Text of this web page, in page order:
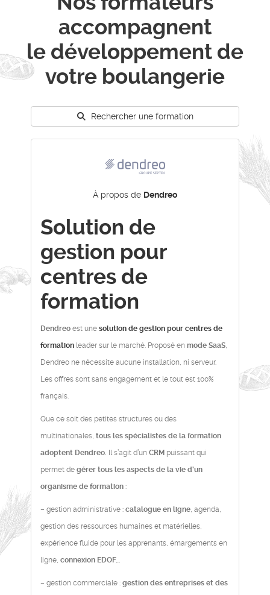
accompagnent
le développement de
votre boulangerie
Rechercher une formation
À propos de Dendreo
Solution de
gestion pour
centres de
formation
Dendreo est une solution de gestion pour centres de
formation leader sur le marché. Proposé enmode SaaS,
Dendreo ne nécessite aucune installation, ni serveur.
Les offres sont sans engagement et le tout est 100%
français.
Que ce soit des petites structures ou des
multinationales,tous les spécialistes de la formation
adoptent Dendreo. Il s’agit d’unCRM puissant qui
permet degérer tous les aspects de la vie d’un
organisme de formation :
– gestion administrative :catalogue en ligne, agenda,
gestion des ressources humaines et matérielles,
expérience fluide pour les apprenants, émargements en
ligne,connexion EDOF…
– gestion commerciale :gestion des entreprises et des